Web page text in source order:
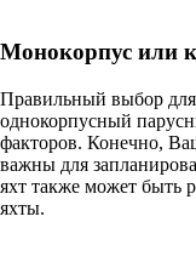
Монокорпус или
Правильный выбор для
однокорпусный
факторов. Конечно,
важны для
яхт также может быть
яхты.